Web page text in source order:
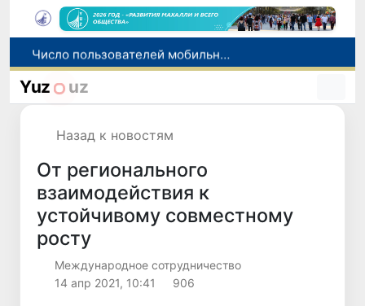
При содействии Генконсульства Узбекистана соотечественница, перенесшая инсульт в Алматы, вернулась на родину
Yuz uz
Назад к новостям
От регионального
взаимодействия к
устойчивому совместному
росту
Международное сотрудничество
14 апр 2021, 10:41
906